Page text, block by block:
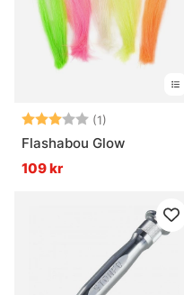
Betyg: (1)
3.0 utav 5
Flashabou Glow
109 kr